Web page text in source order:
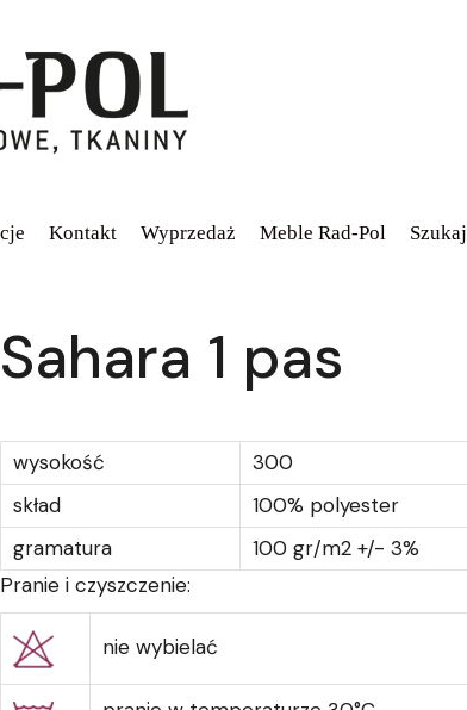
Kontakt Wyprzedaż Meble Rad-Pol Szukaj
Sahara 1 pas
wysokość
300
skład
100% polyester
gramatura
100 gr/m2 +/- 3%
Pranie i czyszczenie:
nie wybielać